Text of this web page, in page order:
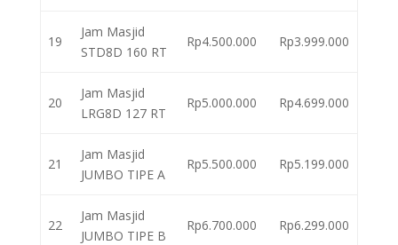
19
Jam Masjid
STD8D 160 RT
Rp4.500.000 Rp3.999.000
20
Jam Masjid
LRG8D 127 RT
Rp5.000.000 Rp4.699.000
21
Jam Masjid
JUMBO TIPE A
Rp5.500.000 Rp5.199.000
22
Jam Masjid
JUMBO TIPE B
Rp6.700.000 Rp6.299.000